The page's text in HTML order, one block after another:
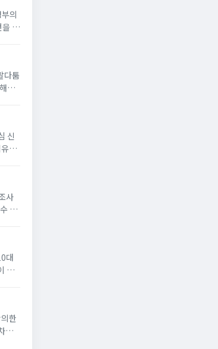
의
을 넓
다툼
와
신
로
사
없
대
열
한
에